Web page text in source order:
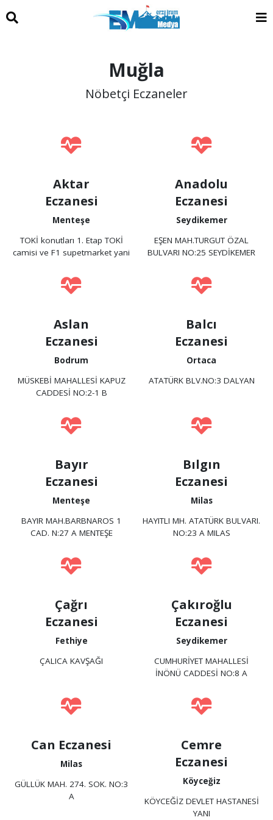
Muğla
Nöbetçi Eczaneler
Aktar
Eczanesi
Menteşe
TOKİ konutları 1. Etap TOKİ
camisi ve F1 supetmarket yani
Anadolu
Eczanesi
Seydikemer
EŞEN MAH.TURGUT ÖZAL
BULVARI NO:25 SEYDİKEMER
Aslan
Eczanesi
Bodrum
MÜSKEBİ MAHALLESİ KAPUZ
CADDESİ NO:2-1 B
Balcı
Eczanesi
Ortaca
ATATÜRK BLV.NO:3 DALYAN
Bayır
Eczanesi
Menteşe
BAYIR MAH.BARBNAROS 1
CAD. N:27 A MENTEŞE
Bılgın
Eczanesi
Milas
HAYITLI MH. ATATÜRK BULVARI.
NO:23 A MILAS
Çağrı
Eczanesi
Fethiye
ÇALICA KAVŞAĞI
Çakıroğlu
Eczanesi
Seydikemer
CUMHURİYET MAHALLESİ
İNÖNÜ CADDESİ NO:8 A
Can Eczanesi
Milas
GÜLLÜK MAH. 274. SOK. NO:3
A
Cemre
Eczanesi
Köyceğiz
KÖYCEĞİZ DEVLET HASTANESİ
YANI